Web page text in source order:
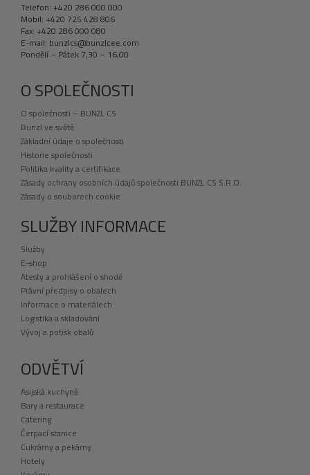
Telefon: +420 286 000 000
Mobil: +420 725 428 806
Fax: +420 286 000 080
E-mail: bunzlcs@bunzlcee.com
Pondělí – Pátek 7,30 – 16,00
O SPOLEČNOSTI
O společnosti – BUNZL CS
Bunzl ve světě
Základní údaje o společnosti
Historie společnosti
Politika kvality a certifikace
Zásady ochrany osobních údajů společnosti BUNZL CS S.R.O.
Zásady o souborech cookie
SLUŽBY INFORMACE
Služby
E-shop
Atesty a prohlášení o shodě
Právní předpisy o obalech
Informace o materiálech
Logistika a skladování
Vývoj a potisk obalů
ODVĚTVÍ
Asijská kuchyně
Bary a restaurace
Catering
Čerpací stanice
Cukrárny a pekárny
Hotely